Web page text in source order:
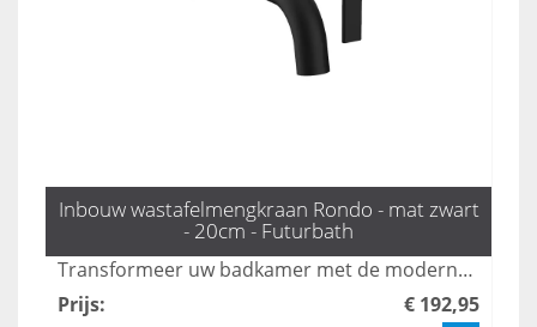
Inbouw wastafelmengkraan Rondo - mat zwart
- 20cm - Futurbath
Transformeer uw badkamer met de moderne Rondo inbouw mengkraan in mat zwart. Met een elegante uitloop van 20 cm biedt deze kraan zowel esthetiek als gebruiksgemak, perfect voor een strakke en verfijnde uitstraling. Voeg een vleugje luxe toe aan uw badkamer met deze stijlvolle oplossing.
Prijs: € 192,95